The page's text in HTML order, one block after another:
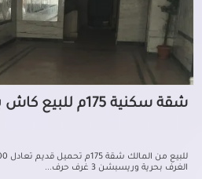
شقة سكنية 175م للبيع كاش بحدائق الاهرام الجيزة
الغرف بحرية وريسبشن 3 غرف حرف...